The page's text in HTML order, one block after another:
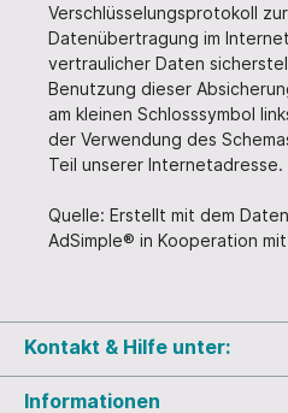
Verschlüsselungsprotokoll
Datenübertragung im
vertraulicher Daten
Benutzung dieser
am kleinen Schlosssymbol
der Verwendung des
Teil unserer Internetadresse.
Quelle: Erstellt mit dem
AdSimple® in Kooperation
Kontakt & Hilfe unter:
Informationen